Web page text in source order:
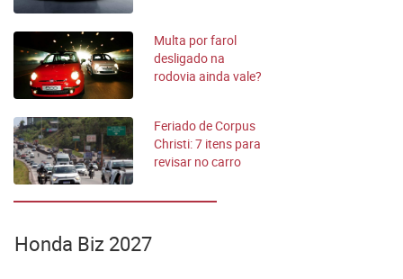
Multa por farol
desligado na
rodovia ainda vale?
Feriado de Corpus
Christi: 7 itens para
revisar no carro
Honda Biz 2027